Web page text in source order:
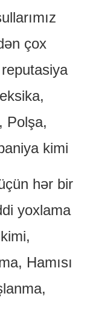
çox
Polşa,
kimi
hər bir
yoxlama
Hamısı